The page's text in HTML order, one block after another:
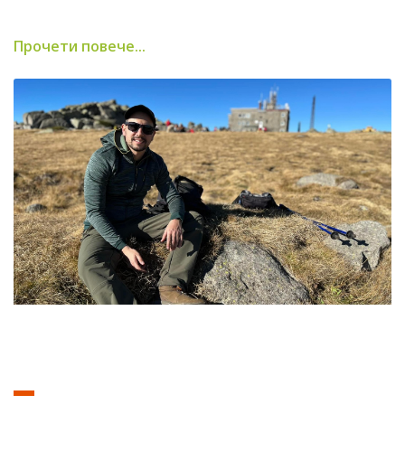
Прочети повече...